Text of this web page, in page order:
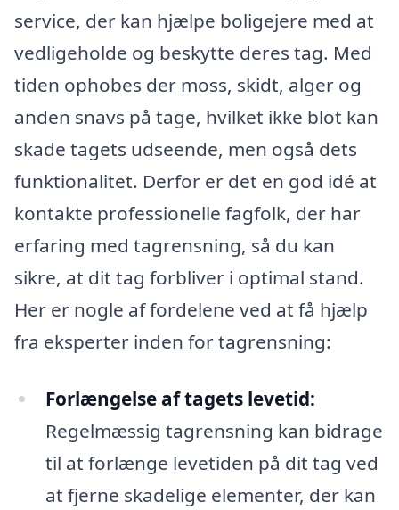
service, der kan hjælpe boligejere med at
vedligeholde og beskytte deres tag. Med
tiden ophobes der moss, skidt, alger og
anden snavs på tage, hvilket ikke blot kan
skade tagets udseende, men også dets
funktionalitet. Derfor er det en god idé at
kontakte professionelle fagfolk, der har
erfaring med tagrensning, så du kan
sikre, at dit tag forbliver i optimal stand.
Her er nogle af fordelene ved at få hjælp
fra eksperter inden for tagrensning:
Forlængelse af tagets levetid:
Regelmæssig tagrensning kan bidrage
til at forlænge levetiden på dit tag ved
at fjerne skadelige elementer, der kan